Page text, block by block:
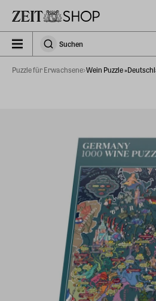
SuchenSuchen
Puzzle für Erwachsene Wein Puzzle